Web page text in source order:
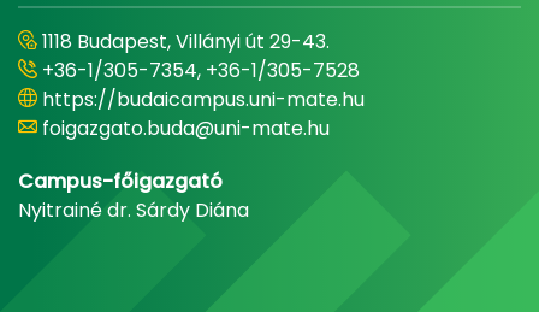
1118 Budapest, Villányi út 29-43.
+36-1/305-7354, +36-1/305-7528
https://budaicampus.uni-mate.hu
foigazgato.buda@uni-mate.hu
Campus-főigazgató
Nyitrainé dr. Sárdy Diána